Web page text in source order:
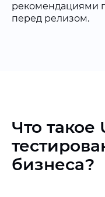
рекомендациями
перед релизом.
Что такое
бизнеса?